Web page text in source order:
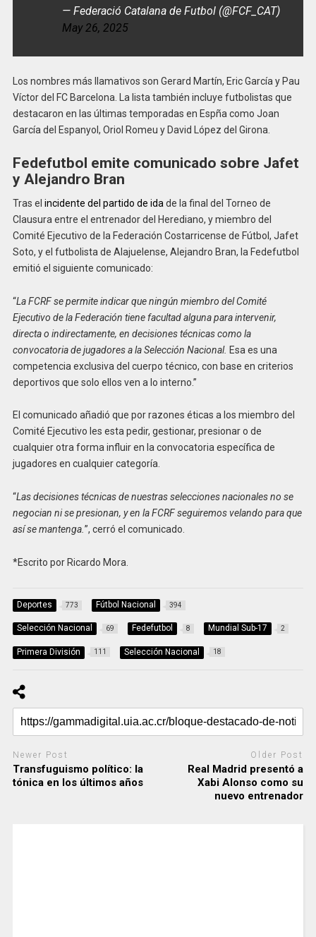
— Federació Catalana de Futbol (@FCF_CAT)
May 26, 2025
Los nombres más llamativos son Gerard Martín, Eric García y Pau
Víctor del FC Barcelona. La lista también incluye futbolistas que
destacaron en las últimas temporadas en Espña como Joan
García del Espanyol, Oriol Romeu y David López del Girona.
Fedefutbol emite comunicado sobre Jafet
y Alejandro Bran
Tras el incidente del partido de ida de la final del Torneo de
Clausura entre el entrenador del Herediano, y miembro del
Comité Ejecutivo de la Federación Costarricense de Fútbol, Jafet
Soto, y el futbolista de Alajuelense, Alejandro Bran, la Fedefutbol
emitió el siguiente comunicado:
“La FCRF se permite indicar que ningún miembro del Comité
Ejecutivo de la Federación tiene facultad alguna para intervenir,
directa o indirectamente, en decisiones técnicas como la
convocatoria de jugadores a la Selección Nacional. Esa es una
competencia exclusiva del cuerpo técnico, con base en criterios
deportivos que solo ellos ven a lo interno.”
El comunicado añadió que por razones éticas a los miembro del
Comité Ejecutivo les esta pedir, gestionar, presionar o de
cualquier otra forma influir en la convocatoria específica de
jugadores en cualquier categoría.
“Las decisiones técnicas de nuestras selecciones nacionales no se
negocian ni se presionan, y en la FCRF seguiremos velando para que
así se mantenga. ”, cerró el comunicado.
*Escrito por Ricardo Mora.
Deportes 773 Fútbol Nacional 394
Selección Nacional 69 Fedefutbol 8 Mundial Sub-17 2
Primera División 111 Selección Nacional 18
Newer Post
Transfuguismo político: la
tónica en los últimos años
Older Post
Real Madrid presentó a
Xabi Alonso como su
nuevo entrenador